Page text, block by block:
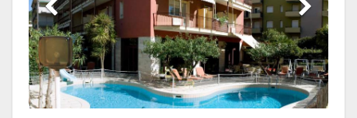
Previous Next